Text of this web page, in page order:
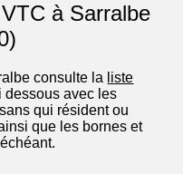
à Sarralbe
consulte la liste
avec les
qui résident ou
que les bornes et